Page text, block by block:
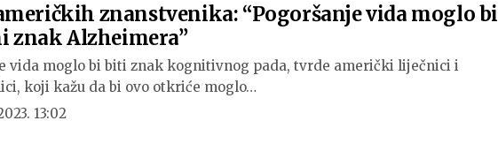
znanstvenika: “Pogoršanje vida moglo bi
znak Alzheimera”
vida moglo bi biti znak kognitivnog pada, tvrde američki liječnici i
koji kažu da bi ovo otkriće moglo…
13:02